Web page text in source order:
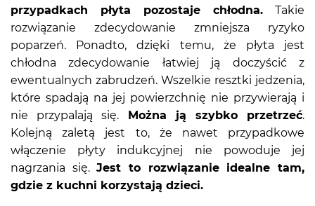
przypadkach płyta pozostaje chłodna. Takie
rozwiązanie zdecydowanie zmniejsza ryzyko
poparzeń. Ponadto, dzięki temu, że płyta jest
chłodna zdecydowanie łatwiej ją doczyścić z
ewentualnych zabrudzeń. Wszelkie resztki jedzenia,
które spadają na jej powierzchnię nie przywierają i
nie przypalają się. Można ją szybko przetrzeć.
Kolejną zaletą jest to, że nawet przypadkowe
włączenie płyty indukcyjnej nie powoduje jej
nagrzania się.Jest to rozwiązanie idealne tam,
gdzie z kuchni korzystają dzieci.